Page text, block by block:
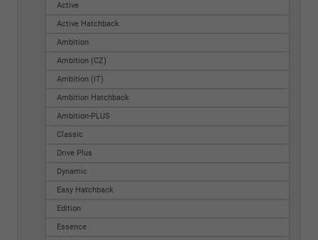
Active
Active Hatchback
Ambition
Ambition (CZ)
Ambition (IT)
Ambition Hatchback
Ambition-PLUS
Classic
Drive Plus
Dynamic
Easy Hatchback
Edition
Essence